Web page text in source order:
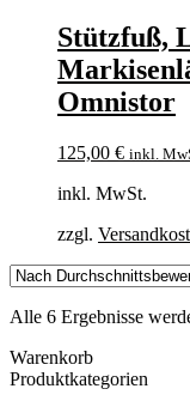
Stützfuß,
Omnistor
125,00 € inkl.
inkl. MwSt.
zzgl.
Alle 6 Ergebnisse
Warenkorb
Produktkategorien